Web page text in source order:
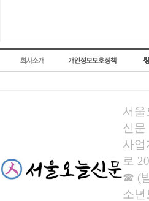
서울
신문
사업
로
☎ (
소년